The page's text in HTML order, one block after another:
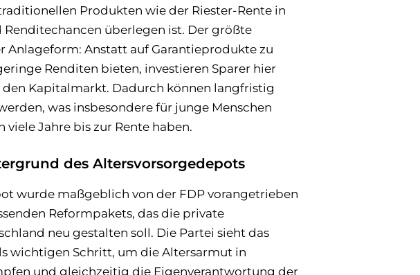
Produkten wie der Riester-Rente in
überlegen ist. Der größte
Anlageform: Anstatt auf Garantieprodukte zu
Renditen bieten, investieren Sparer hier
Kapitalmarkt. Dadurch können langfristig
was insbesondere für junge Menschen
viele Jahre bis zur Rente haben.
des Altersvorsorgedepots
wurde maßgeblich von der FDP vorangetrieben
Reformpakets, das die private
neu gestalten soll. Die Partei sieht das
wichtigen Schritt, um die Altersarmut in
und gleichzeitig die Eigenverantwortung der